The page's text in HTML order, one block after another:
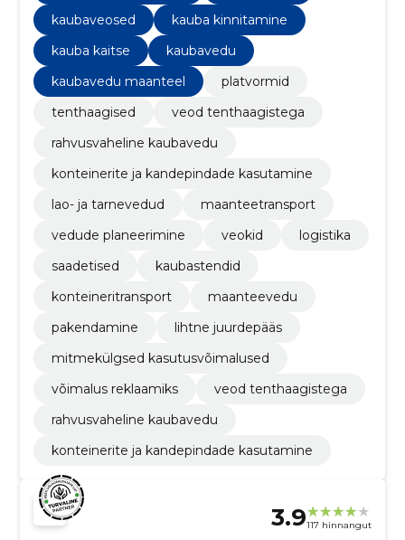
kaubaveosed
kauba kinnitamine
kauba kaitse
kaubavedu
kaubavedu maanteel
platvormid
tenthaagised
veod tenthaagistega
rahvusvaheline kaubavedu
konteinerite ja kandepindade kasutamine
lao- ja tarnevedud
maanteetransport
vedude planeerimine
veokid
logistika
saadetised
kaubastendid
konteineritransport
maanteevedu
pakendamine
lihtne juurdepääs
mitmekülgsed kasutusvõimalused
võimalus reklaamiks
veod tenthaagistega
rahvusvaheline kaubavedu
konteinerite ja kandepindade kasutamine
3.9117 hinnangut